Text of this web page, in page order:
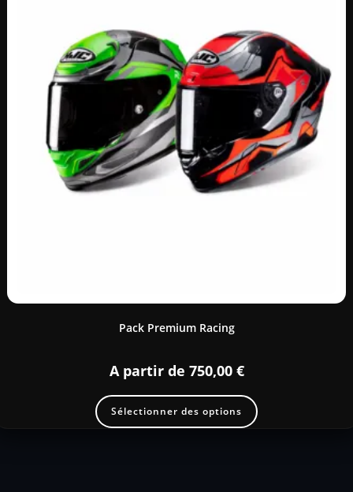
Pack Premium Racing
A partir de 750,00 €
Sélectionner des options